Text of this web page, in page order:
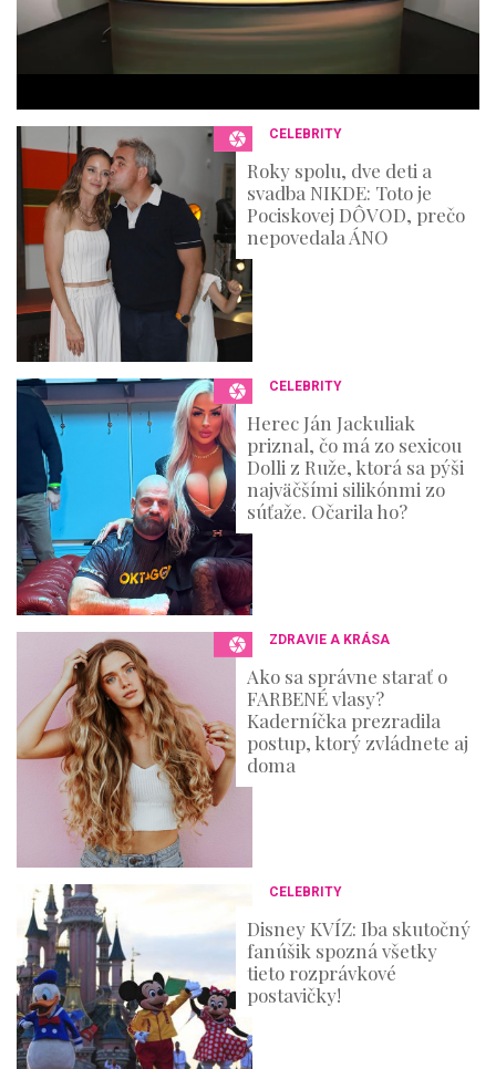
6
d
CELEBRITY
Roky spolu, dve deti a
svadba NIKDE: Toto je
Pociskovej DÔVOD, prečo
nepovedala ÁNO
CELEBRITY
Herec Ján Jackuliak
priznal, čo má zo sexicou
Dolli z Ruže, ktorá sa pýši
najväčšími silikónmi zo
súťaže. Očarila ho?
ZDRAVIE A KRÁSA
Ako sa správne starať o
FARBENÉ vlasy?
Kaderníčka prezradila
postup, ktorý zvládnete aj
doma
CELEBRITY
Disney KVÍZ: Iba skutočný
fanúšik spozná všetky
tieto rozprávkové
postavičky!